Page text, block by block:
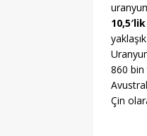
860 bin
Çin